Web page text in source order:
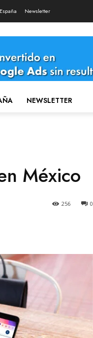
España Newsletter
NEWSLETTER
México
0
256